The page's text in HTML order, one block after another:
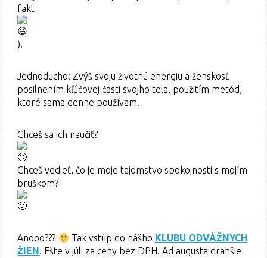
fakt
).
Jednoducho: Zvýš svoju životnú energiu a ženskosť
posilnením kľúčovej časti svojho tela, použitím metód,
ktoré sama denne používam.
Chceš sa ich naučiť?
Chceš vedieť, čo je moje tajomstvo spokojnosti s mojím
bruškom?
Anooo??? Tak vstúp do nášho KLUBU ODVÁŽNYCH
ŽIEN . Ešte v júli za ceny bez DPH. Ad augusta drahšie